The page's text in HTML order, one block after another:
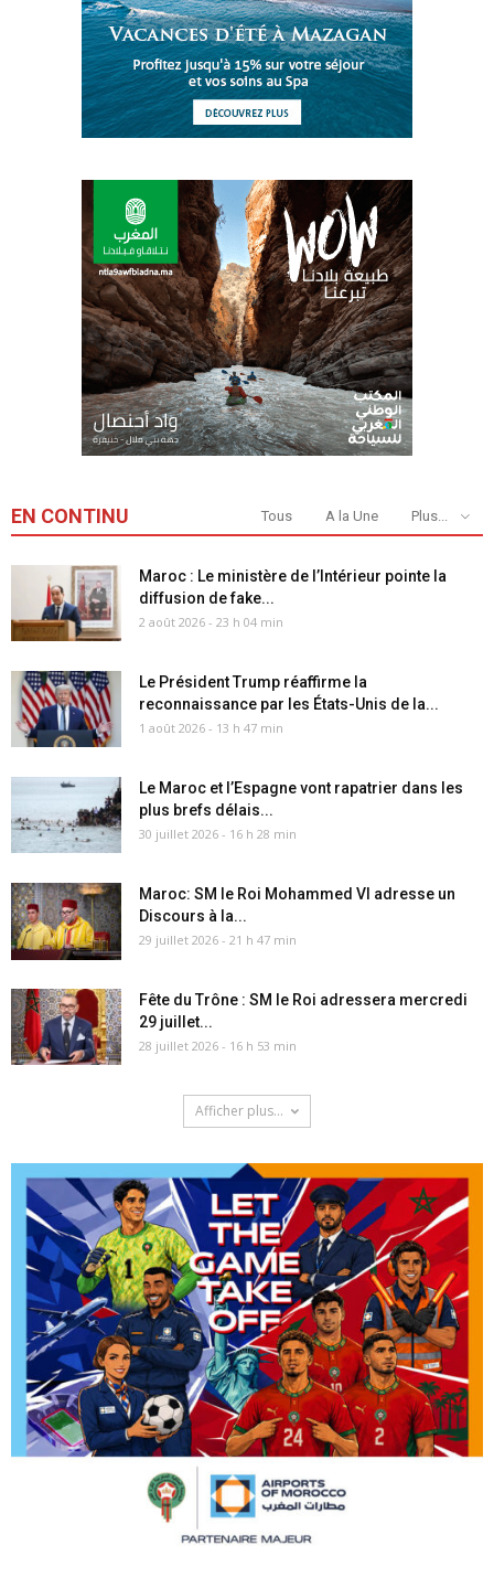
EN CONTINU Tous A la Une Plus...
Maroc : Le ministère de l’Intérieur pointe la
diffusion de fake...
2 août 2026 - 23 h 04 min
Le Président Trump réaffirme la
reconnaissance par les États-Unis de la...
1 août 2026 - 13 h 47 min
Le Maroc et l’Espagne vont rapatrier dans les
plus brefs délais...
30 juillet 2026 - 16 h 28 min
Maroc: SM le Roi Mohammed VI adresse un
Discours à la...
29 juillet 2026 - 21 h 47 min
Fête du Trône : SM le Roi adressera mercredi
29 juillet...
28 juillet 2026 - 16 h 53 min
Afficher plus...